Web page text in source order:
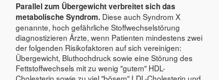
Parallel zum Übergewicht verbreitet sich das
metabolische Syndrom. Diese auch Syndrom X
genannte, hoch gefährliche Stoffwechselstörung
diagnostizieren Ärzte, wenn Patienten mindestens zwei
der folgenden Risikofaktoren auf sich vereinigen:
Übergewicht, Bluthochdruck sowie eine Störung des
Fettstoffwechsels mit zu wenig "gutem" HDL-